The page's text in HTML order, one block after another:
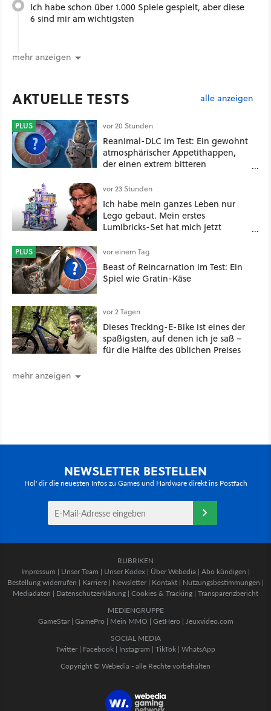
Ich habe schon über 1.000 Spiele gespielt, aber diese
6 sind mir am wichtigsten
mehr anzeigen
AKTUELLE TESTS alle anzeigen
PLUS vor 20 Stunden
Reanimal-DLC im Test: Ein gewohnt
atmosphärischer Appetithappen,
der einen extrem bitteren
vor 23 Stunden
Ich habe mein ganzes Leben nur
Lego gebaut. Mein erstes
Lumibricks-Set hat mich jetzt
Stack im Test
PLUS vor einem Tag
Beast of Reincarnation im Test: Ein
Spiel wie Gratin-Käse
vor 2 Tagen
Dieses Trecking-E-Bike ist eines der
spaßigsten, auf denen ich je saß –
für die Hälfte des üblichen Preises
mehr anzeigen
NEWSLETTER BESTELLEN
Hol' dir die neuesten Infos zu Games und Hardware direkt ins Postfach
RUBRIKEN
Impressum | Unser Team | Unser Kodex | Über Webedia | Abo kündigen |
Bestellung widerrufen | Karriere | Newsletter | Kontakt | Nutzungsbestimmungen |
Mediadaten | Datenschutzerklärung | Cookies & Tracking | Transparenzbericht
MEDIENGRUPPE
GameStar| GamePro | Mein MMO | GetHero | Jeuxvideo.com
SOCIAL MEDIA
Twitter | Facebook | Instagram | TikTok | WhatsApp
Copyright © Webedia - alle Rechte vorbehalten